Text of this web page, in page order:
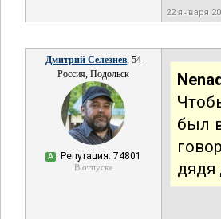
22 января
Дмитрий Селезнев, 54
Россия, Подольск
А Репутация: 74801
В отпуске
был
дядя